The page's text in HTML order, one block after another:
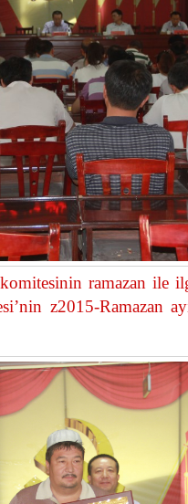
ramazan ile
z2015-Ramazan